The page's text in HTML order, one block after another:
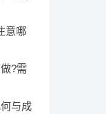
意哪
?需
与成